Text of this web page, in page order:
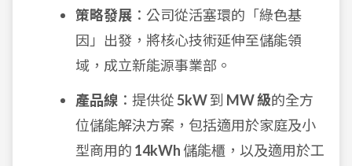
策略發展 ：公司從活塞環的「綠色基
因」出發，將核心技術延伸至儲能領
域，成立新能源事業部。
產品線 ：提供從5kW到 MW 級的全方
位儲能解決方案，包括適用於家庭及小
型商用的 14kWh 儲能櫃，以及適用於工